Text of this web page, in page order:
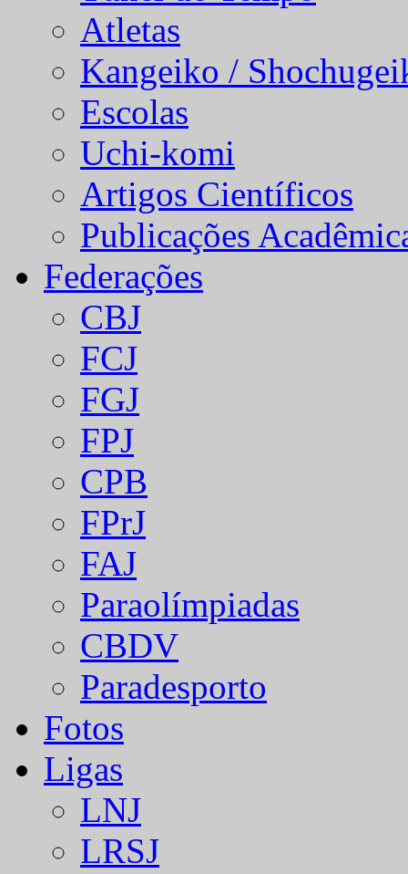
Atletas
Kangeiko /
Escolas
Uchi-komi
Artigos Científicos
Publicações
Federações
CBJ
FCJ
FGJ
FPJ
CPB
FPrJ
FAJ
Paraolímpiadas
CBDV
Paradesporto
Fotos
Ligas
LNJ
LRSJ